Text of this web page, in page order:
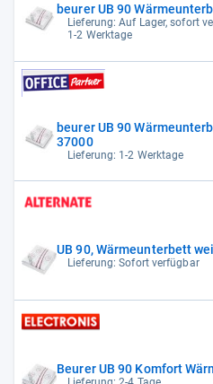
beurer UB 90
Lieferung: Auf Lager, sofort
1-2 Werktage
beurer UB 90
37000
Lieferung: 1-2 Werktage
UB 90, Wärmeunterbett
Lieferung: Sofort verfügbar
Beurer UB 90 Komfort